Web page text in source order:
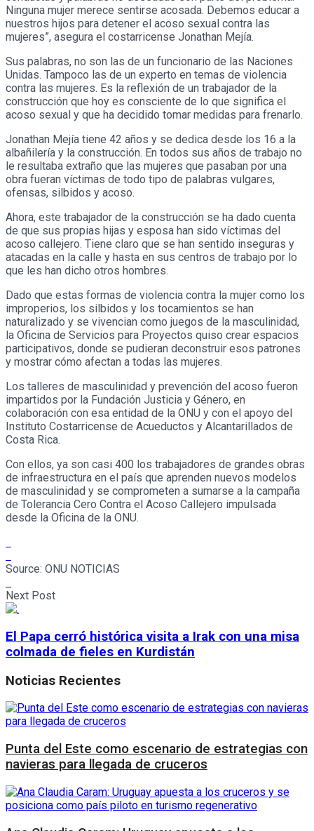
Ninguna mujer merece sentirse acosada. Debemos educar a
nuestros hijos para detener el acoso sexual contra las
mujeres”, asegura el costarricense Jonathan Mejía.
Sus palabras, no son las de un funcionario de las Naciones
Unidas. Tampoco las de un experto en temas de violencia
contra las mujeres. Es la reflexión de un trabajador de la
construcción que hoy es consciente de lo que significa el
acoso sexual y que ha decidido tomar medidas para frenarlo.
Jonathan Mejía tiene 42 años y se dedica desde los 16 a la
albañilería y la construcción. En todos sus años de trabajo no
le resultaba extraño que las mujeres que pasaban por una
obra fueran víctimas de todo tipo de palabras vulgares,
ofensas, silbidos y acoso.
Ahora, este trabajador de la construcción se ha dado cuenta
de que sus propias hijas y esposa han sido víctimas del
acoso callejero. Tiene claro que se han sentido inseguras y
atacadas en la calle y hasta en sus centros de trabajo por lo
que les han dicho otros hombres.
Dado que estas formas de violencia contra la mujer como los
improperios, los silbidos y los tocamientos se han
naturalizado y se vivencian como juegos de la masculinidad,
la Oficina de Servicios para Proyectos quiso crear espacios
participativos, donde se pudieran deconstruir esos patrones
y mostrar cómo afectan a todas las mujeres.
Los talleres de masculinidad y prevención del acoso fueron
impartidos por la Fundación Justicia y Género, en
colaboración con esa entidad de la ONU y con el apoyo del
Instituto Costarricense de Acueductos y Alcantarillados de
Costa Rica.
Con ellos, ya son casi 400 los trabajadores de grandes obras
de infraestructura en el país que aprenden nuevos modelos
de masculinidad y se comprometen a sumarse a la campaña
de Tolerancia Cero Contra el Acoso Callejero impulsada
desde la Oficina de la ONU.
Source: ONU NOTICIAS
Next Post
El Papa cerró histórica visita a Irak con una misa
colmada de fieles en Kurdistán
Noticias Recientes
Punta del Este como escenario de estrategias con
navieras para llegada de cruceros